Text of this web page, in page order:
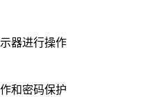
器进行操作
和密码保护